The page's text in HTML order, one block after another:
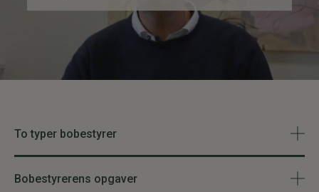
To typer bobestyrer
Bobestyrerens opgaver